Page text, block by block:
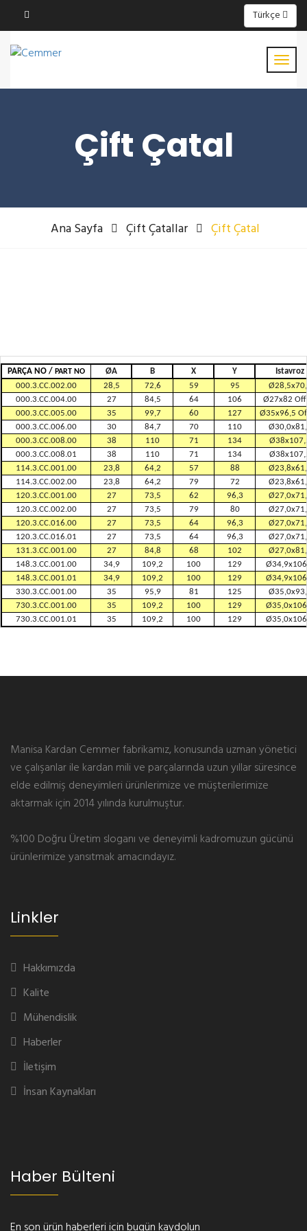
Türkçe
Çift Çatal
Ana Sayfa Çift Çatallar Çift Çatal
PARÇA NO / PART NO ØA B X Y
Istavroz
000.3.CC.002.00
28,5 72,6 59 95
000.3.CC.004.00
27 84,5 64 106
Ø27x82
000.3.CC.005.00
35 99,7 60 127
Ø35x96,5
000.3.CC.006.00
30 84,7 70 110
000.3.CC.008.00
38 110 71 134
000.3.CC.008.01
38 110 71 134
114.3.CC.001.00
23,8 64,2 57 88
114.3.CC.002.00
23,8 64,2 79 72
120.3.CC.001.00
27 73,5 62 96,3
120.3.CC.002.00
27 73,5 79 80
120.3.CC.016.00
27 73,5 64 96,3
120.3.CC.016.01
27 73,5 64 96,3
131.3.CC.001.00
27 84,8 68 102
148.3.CC.001.00
34,9 109,2 100 129
148.3.CC.001.01
34,9 109,2 100 129
330.3.CC.001.00
35 95,9 81 125
730.3.CC.001.00
35 109,2 100 129
730.3.CC.001.01
35 109,2 100 129
Manisa Kardan Cemmer fabrikamız, konusunda uzman yönetici
ve çalışanlar ile kardan mili ve parçalarında uzun yıllar süresince
elde edilmiş deneyimleri ürünlerimize ve müşterilerimize
aktarmak için 2014 yılında kurulmuştur.
%100 Doğru Üretim sloganı ve deneyimli kadromuzun gücünü
ürünlerimize yansıtmak amacındayız.
Linkler
Hakkımızda
Kalite
Mühendislik
Haberler
İletişim
İnsan Kaynakları
Haber Bülteni